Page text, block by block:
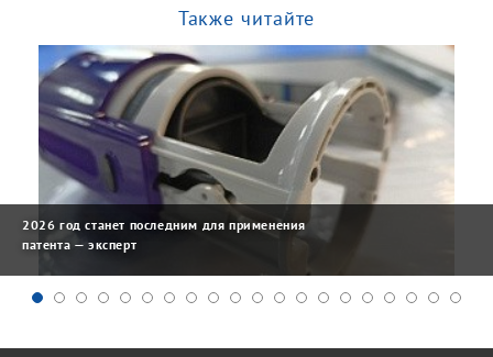
Также читайте
2026 год станет последним для применения
патента — эксперт